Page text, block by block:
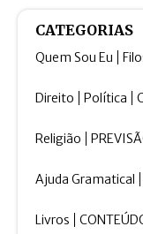
CATEGORIAS
Quem Sou Eu
Direito Política
Religião
Ajuda Gramatical
Livros